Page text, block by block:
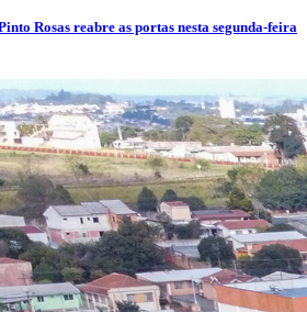
Rosas reabre as portas nesta segunda-feira